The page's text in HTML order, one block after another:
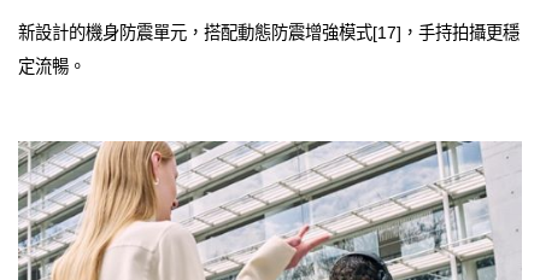
新設計的機身防震單元，搭配動態防震增強模式[17]，手持拍攝更穩
定流暢。